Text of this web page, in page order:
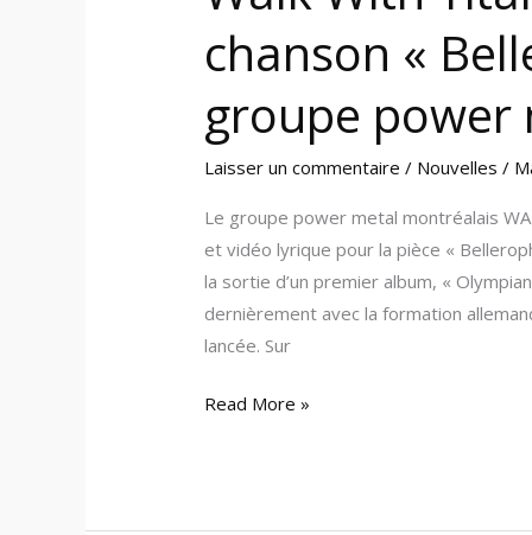
chanson «
groupe
Laisser un commentaire / Nouvelles /
Le groupe power metal montréalais
et vidéo lyrique pour la pièce «
la sortie d’un premier album, «
dernièrement avec la formation
lancée. Sur
Read More »